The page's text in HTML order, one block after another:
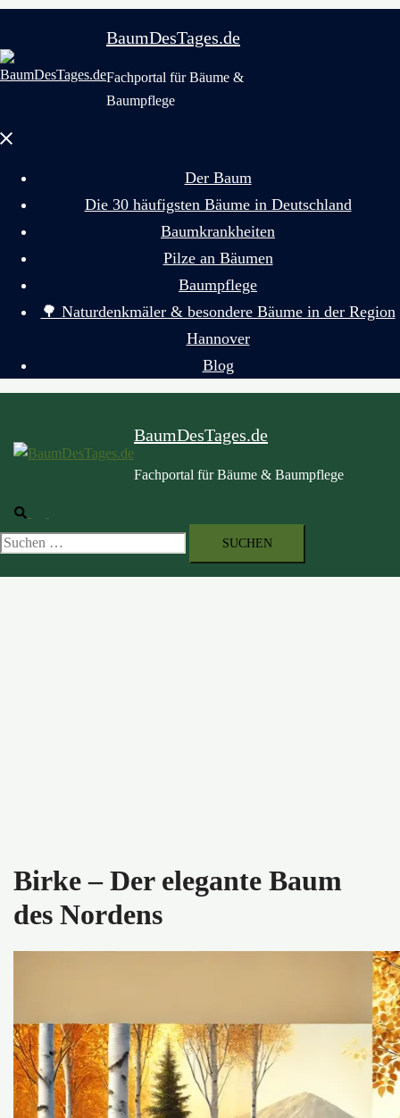
BaumDesTages.de
Fachportal für Bäume &
Baumpflege
Menü
Der Baum
Die 30 häufigsten Bäume in Deutschland
Baumkrankheiten
Pilze an Bäumen
Baumpflege
🌳 Naturdenkmäler & besondere Bäume in der Region
Hannover
Blog
BaumDesTages.de
Fachportal für Bäume & Baumpflege
Suche
umschalten
Suchen
Birke – Der elegante Baum
des Nordens